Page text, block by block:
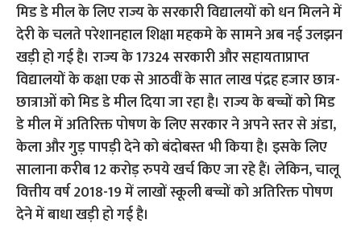
मिड डे मील के लिए राज्य के सरकारी विद्यालयों को धन मिलने में
देरी के चलते परेशानहाल शिक्षा महकमे के सामने अब नई उलझन
खड़ी हो गई है। राज्य के 17324 सरकारी और सहायताप्राप्त
विद्यालयों के कक्षा एक से आठवीं के सात लाख पंद्रह हजार छात्र-
छात्राओं को मिड डे मील दिया जा रहा है। राज्य के बच्चों को मिड
डे मील में अतिरिक्त पोषण के लिए सरकार ने अपने स्तर से अंडा,
केला और गुड़ पापड़ी देने को बंदोबस्त भी किया है। इसके लिए
सालाना करीब 12 करोड़ रुपये खर्च किए जा रहे हैं। लेकिन, चालू
वित्तीय वर्ष 2018-19 में लाखों स्कूली बच्चों को अतिरिक्त पोषण
देने में बाधा खड़ी हो गई है।